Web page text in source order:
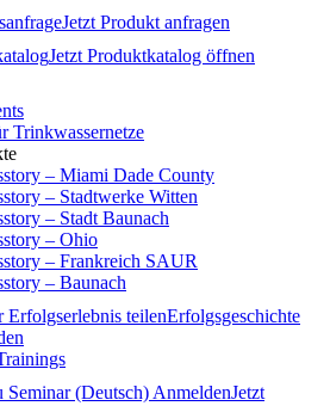
Jetzt Produkt anfragen
Jetzt Produktkatalog öffnen
Trinkwassernetze
– Miami Dade County
– Stadtwerke Witten
– Stadt Baunach
– Ohio
– Frankreich SAUR
– Baunach
Erfolgserlebnis teilenErfolgsgeschichte
Seminar (Deutsch) AnmeldenJetzt